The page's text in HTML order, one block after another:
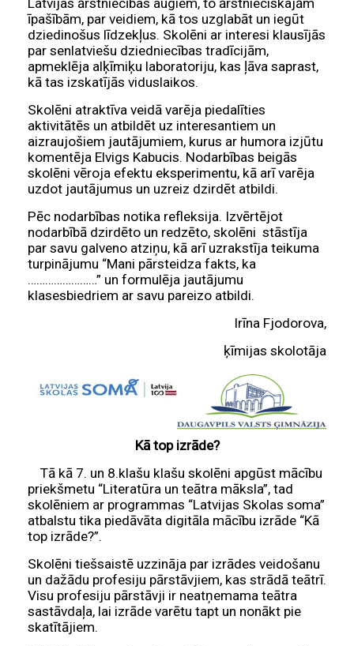
īpašībām, par veidiem, kā tos uzglabāt un iegūt
dziedinošus līdzekļus. Skolēni ar interesi klausījās
par senlatviešu dziedniecības tradīcijām,
apmeklēja alķīmiķu laboratoriju, kas ļāva saprast,
kā tas izskatījās viduslaikos.
Skolēni atraktīva veidā varēja piedalīties
aktivitātēs un atbildēt uz interesantiem un
aizraujošiem jautājumiem, kurus ar humora izjūtu
komentēja Elvigs Kabucis. Nodarbības beigās
skolēni vēroja efektu eksperimentu, kā arī varēja
uzdot jautājumus un uzreiz dzirdēt atbildi.
Pēc nodarbības notika refleksija. Izvērtējot
nodarbībā dzirdēto un redzēto, skolēni stāstīja
par savu galveno atziņu, kā arī uzrakstīja teikuma
turpinājumu “Mani pārsteidza fakts, ka
……………………” un formulēja jautājumu
klasesbiedriem ar savu pareizo atbildi.
Irīna Fjodorova,
ķīmijas skolotāja
Kā top izrāde?
Tā kā 7. un 8.klašu klašu skolēni apgūst mācību
priekšmetu “Literatūra un teātra māksla”, tad
skolēniem ar programmas “Latvijas Skolas soma”
atbalstu tika piedāvāta digitāla mācību izrāde “Kā
top izrāde?”.
Skolēni tiešsaistē uzzināja par izrādes veidošanu
un dažādu profesiju pārstāvjiem, kas strādā teātrī.
Visu profesiju pārstāvji ir neatņemama teātra
sastāvdaļa, lai izrāde varētu tapt un nonākt pie
skatītājiem.